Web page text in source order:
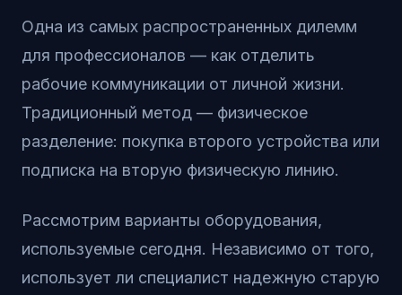
Одна из самых распространенных дилемм
для профессионалов — как отделить
рабочие коммуникации от личной жизни.
Традиционный метод — физическое
разделение: покупка второго устройства или
подписка на вторую физическую линию.
Рассмотрим варианты оборудования,
используемые сегодня. Независимо от того,
использует ли специалист надежную старую